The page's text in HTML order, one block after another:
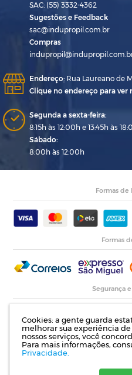
Cookies: a gente guarda
melhorar sua experiência
nossos serviços, você
Para mais informações,
Privacidade.
SAC: (55) 3332-4362
Sugestões e Feedback
sac@indupropil.com.br
Compras
Endereço: Rua Laureano de
Clique no endereço para ver
Segunda a sexta-feira:
8:15h às 12:00h e 13:45h às
Sábado:
8:00h às 12:00h
Formas de
Formas
Segurança
Razão Social: Indupropil Indústria e